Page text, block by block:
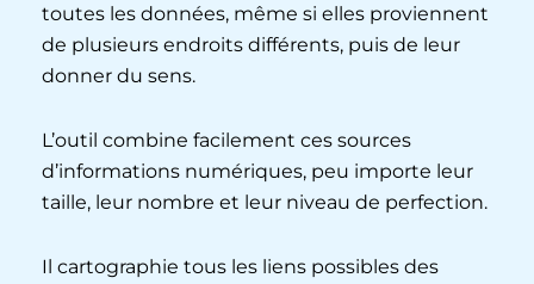
toutes les données, même si elles proviennent
de plusieurs endroits différents, puis de leur
donner du sens.
L’outil combine facilement ces sources
d’informations numériques, peu importe leur
taille, leur nombre et leur niveau de perfection.
Il cartographie tous les liens possibles des